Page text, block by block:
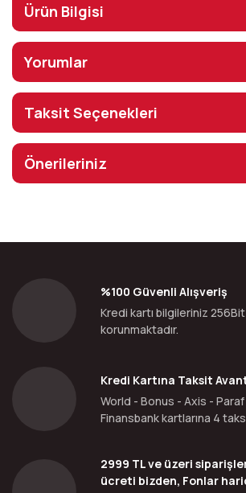
Ürün Bilgisi
Yorumlar
Taksit Seçenekleri
Önerileriniz
%100 Güvenli Alışveriş
Kredi kartı bilgileriniz
korunmaktadır.
Kredi Kartına Taksit
World - Bonus - Axis -
Finansbank kartlarına 4
2999 TL ve üzeri
ücreti bizden, Fonlar